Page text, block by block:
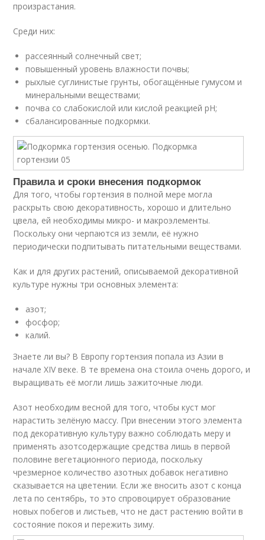
произрастания.
Среди них:
рассеянный солнечный свет;
повышенный уровень влажности почвы;
рыхлые суглинистые грунты, обогащённые гумусом и
минеральными веществами;
почва со слабокислой или кислой реакцией pH;
сбалансированные подкормки.
Правила и сроки внесения подкормок
Для того, чтобы гортензия в полной мере могла
раскрыть свою декоративность, хорошо и длительно
цвела, ей необходимы микро- и макроэлементы.
Поскольку они черпаются из земли, её нужно
периодически подпитывать питательными веществами.
Как и для других растений, описываемой декоративной
культуре нужны три основных элемента:
азот;
фосфор;
калий.
Знаете ли вы? В Европу гортензия попала из Азии в
начале XIV веке. В те времена она стоила очень дорого, и
выращивать её могли лишь зажиточные люди.
Азот необходим весной для того, чтобы куст мог
нарастить зелёную массу. При внесении этого элемента
под декоративную культуру важно соблюдать меру и
применять азотсодержащие средства лишь в первой
половине вегетационного периода, поскольку
чрезмерное количество азотных добавок негативно
сказывается на цветении. Если же вносить азот с конца
лета по сентябрь, то это спровоцирует образование
новых побегов и листьев, что не даст растению войти в
состояние покоя и пережить зиму.